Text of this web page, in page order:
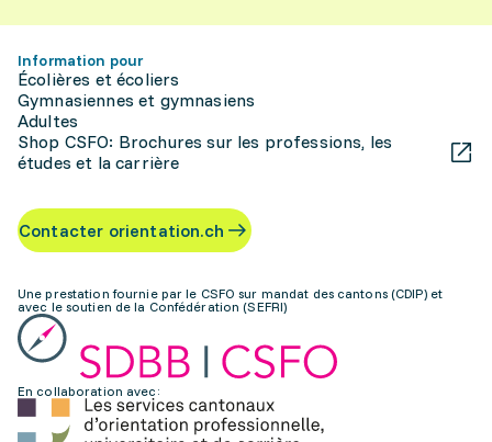
Information pour
Écolières et écoliers
Gymnasiennes et gymnasiens
Adultes
Shop CSFO: Brochures sur les professions, les
études et la carrière
Contacter orientation.ch
Une prestation fournie par le CSFO sur mandat des cantons (CDIP) et
avec le soutien de la Confédération (SEFRI)
En collaboration avec: